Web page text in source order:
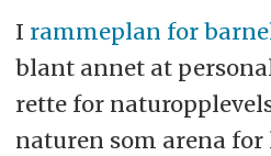
I rammeplan for
blant annet at
rette for
naturen som arena